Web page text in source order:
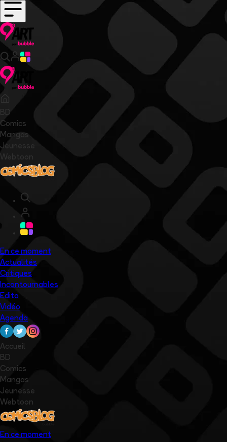
BD
Comics
Mangas
Jeunesse
Webtoon
En ce moment
Actualités
Critiques
Incontournables
Edito
Vidéo
Agenda
Accueil
BD
Comics
Mangas
Jeunesse
Webtoon
En ce moment